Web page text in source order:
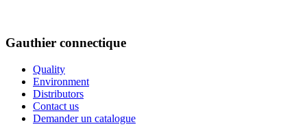
Gauthier connectique
Quality
Environment
Distributors
Contact us
Demander un catalogue